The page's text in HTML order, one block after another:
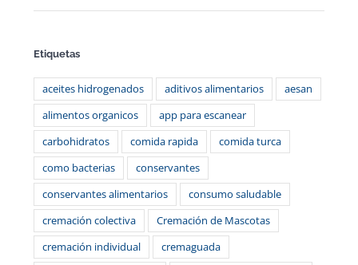
Etiquetas
aceites hidrogenados aditivos alimentarios
aesan
alimentos organicos
app para escanear
carbohidratos
comida rapida
comida turca
como bacterias
conservantes
conservantes alimentarios
consumo saludable
cremación colectiva
Cremación de Mascotas
cremación individual
cremaguada